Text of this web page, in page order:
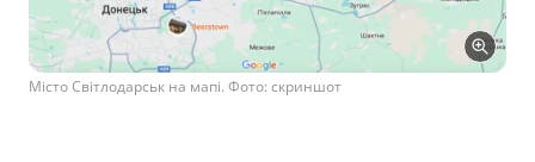
Місто Світлодарськ на мапі. Фото: скриншот